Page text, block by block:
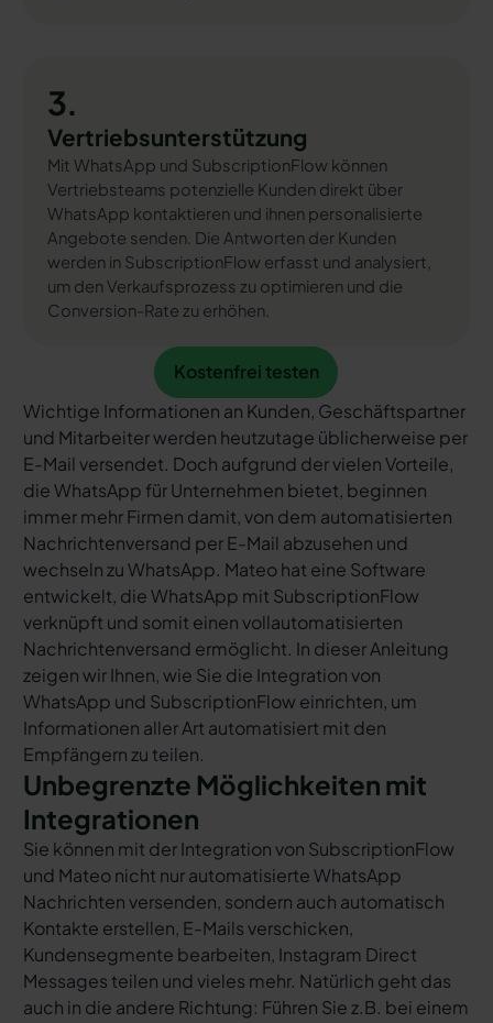
3.
Vertriebsunterstützung
Mit WhatsApp und SubscriptionFlow können
Vertriebsteams potenzielle Kunden direkt über
WhatsApp kontaktieren und ihnen personalisierte
Angebote senden. Die Antworten der Kunden
werden in SubscriptionFlow erfasst und analysiert,
um den Verkaufsprozess zu optimieren und die
Conversion-Rate zu erhöhen.
Kostenfrei testen
Kostenfrei testen
Wichtige Informationen an Kunden, Geschäftspartner
und Mitarbeiter werden heutzutage üblicherweise per
E-Mail versendet. Doch aufgrund der vielen Vorteile,
die WhatsApp für Unternehmen bietet, beginnen
immer mehr Firmen damit, von dem automatisierten
Nachrichtenversand per E-Mail abzusehen und
wechseln zu WhatsApp. Mateo hat eine Software
entwickelt, die WhatsApp mit SubscriptionFlow
verknüpft und somit einen vollautomatisierten
Nachrichtenversand ermöglicht. In dieser Anleitung
zeigen wir Ihnen, wie Sie die Integration von
WhatsApp und SubscriptionFlow einrichten, um
Informationen aller Art automatisiert mit den
Empfängern zu teilen.
Unbegrenzte Möglichkeiten mit
Integrationen
Sie können mit der Integration von SubscriptionFlow
und Mateo nicht nur automatisierte WhatsApp
Nachrichten versenden, sondern auch automatisch
Kontakte erstellen, E-Mails verschicken,
Kundensegmente bearbeiten, Instagram Direct
Messages teilen und vieles mehr. Natürlich geht das
auch in die andere Richtung: Führen Sie z.B. bei einem